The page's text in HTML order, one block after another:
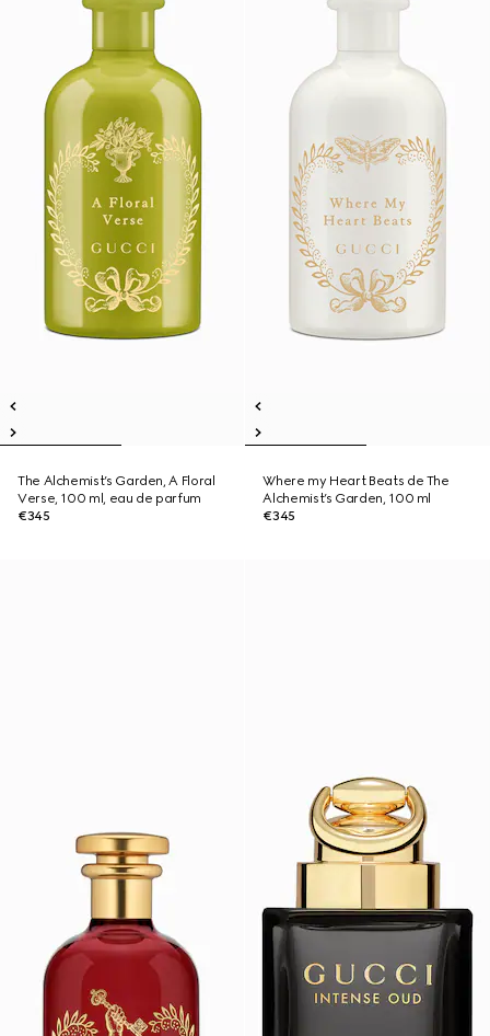
The Alchemist’s Garden, A Floral
Verse, 100 ml, eau de parfum
€345
Where my Heart Beats de The
Alchemist’s Garden, 100 ml
€345